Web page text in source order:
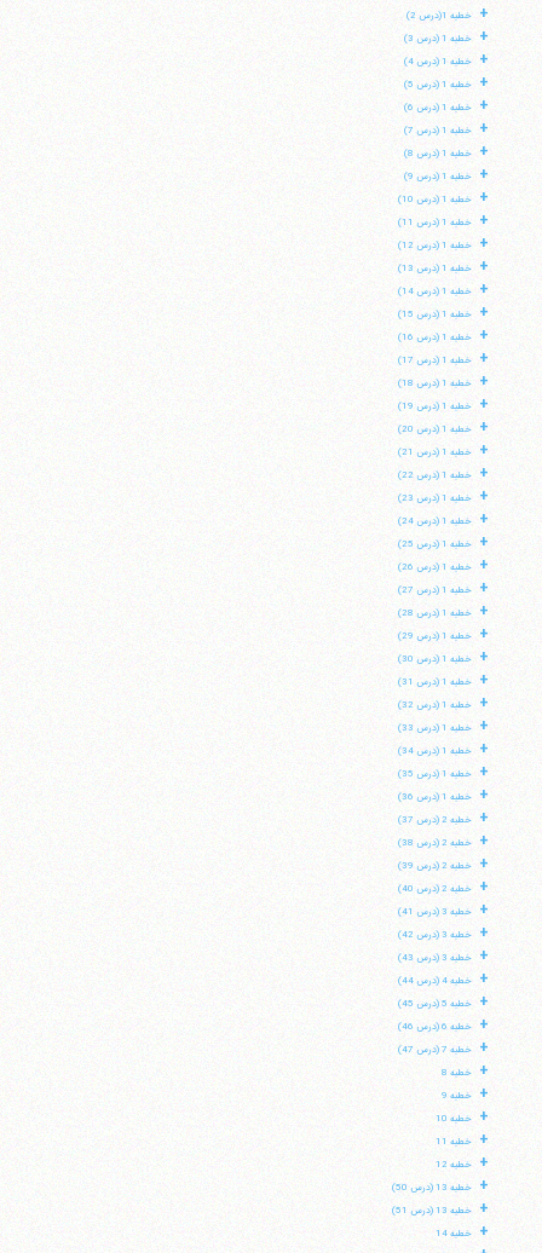
+ خطبه 1(درس 2)
+ خطبه 1 (درس 3)
+ خطبه 1 (درس 4)
+ خطبه 1 (درس 5)
+ خطبه 1 (درس 6)
+ خطبه 1 (درس 7)
+ خطبه 1 (درس 8)
+ خطبه 1 (درس 9)
+ خطبه 1 (درس 10)
+ خطبه 1 (درس 11)
+ خطبه 1 (درس 12)
+ خطبه 1 (درس 13)
+ خطبه 1 (درس 14)
+ خطبه 1 (درس 15)
+ خطبه 1 (درس 16)
+ خطبه 1 (درس 17)
+ خطبه 1 (درس 18)
+ خطبه 1 (درس 19)
+ خطبه 1 (درس 20)
+ خطبه 1 (درس 21)
+ خطبه 1 (درس 22)
+ خطبه 1 (درس 23)
+ خطبه 1 (درس 24)
+ خطبه 1 (درس 25)
+ خطبه 1 (درس 26)
+ خطبه 1 (درس 27)
+ خطبه 1 (درس 28)
+ خطبه 1 (درس 29)
+ خطبه 1 (درس 30)
+ خطبه 1 (درس 31)
+ خطبه 1 (درس 32)
+ خطبه 1 (درس 33)
+ خطبه 1 (درس 34)
+ خطبه 1 (درس 35)
+ خطبه 1 (درس 36)
+ خطبه 2 (درس 37)
+ خطبه 2 (درس 38)
+ خطبه 2 (درس 39)
+ خطبه 2 (درس 40)
+ خطبه 3 (درس 41)
+ خطبه 3 (درس 42)
+ خطبه 3 (درس 43)
+ خطبه 4 (درس 44)
+ خطبه 5 (درس 45)
+ خطبه 6 (درس 46)
+ خطبه 7 (درس 47)
+ خطبه 8
+ خطبه 9
+ خطبه 10
+ خطبه 11
+ خطبه 12
+ خطبه 13 (درس 50)
+ خطبه 13 (درس 51)
+ خطبه 14